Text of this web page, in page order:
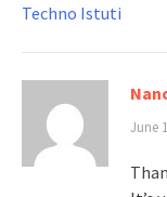
Techno Istuti
June